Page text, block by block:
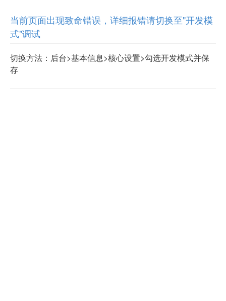
当前页面出现致命错误，详细报错请切换至"开发模
式"调试
切换方法：后台>基本信息>核心设置>勾选开发模式并保
存